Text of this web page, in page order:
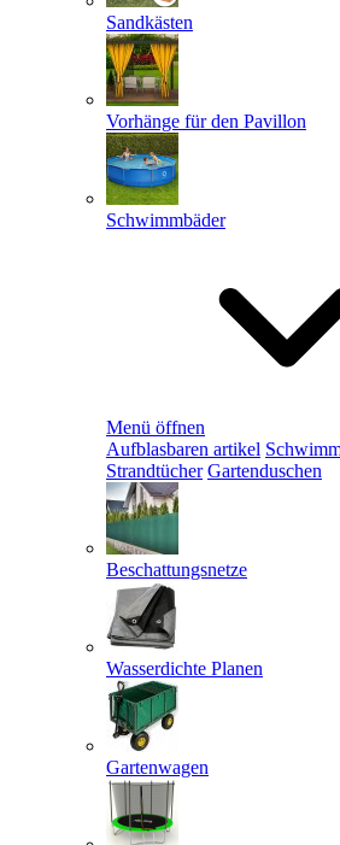
Sandkästen
Vorhänge für den Pavillon
Schwimmbäder
Menü öffnen
Aufblasbaren artikel
Strandtücher Gartenduschen
Beschattungsnetze
Wasserdichte Planen
Gartenwagen